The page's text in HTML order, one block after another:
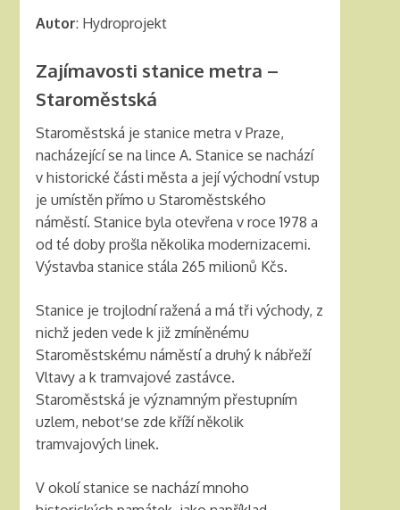
Autor: Hydroprojekt
Zajímavosti stanice metra –
Staroměstská
Staroměstská je stanice metra v Praze,
nacházející se na lince A. Stanice se nachází
v historické části města a její východní vstup
je umístěn přímo u Staroměstského
náměstí. Stanice byla otevřena v roce 1978 a
od té doby prošla několika modernizacemi.
Výstavba stanice stála 265 milionů Kčs.
Stanice je trojlodní ražená a má tři východy, z
nichž jeden vede k již zmíněnému
Staroměstskému náměstí a druhý k nábřeží
Vltavy a k tramvajové zastávce.
Staroměstská je významným přestupním
uzlem, neboť se zde kříží několik
tramvajových linek.
V okolí stanice se nachází mnoho